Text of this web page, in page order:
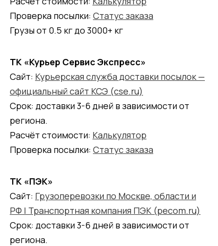
Проверка посылки: Статус заказа
Грузы от 0.5 кг до 3000+ кг
ТК «Курьер Сервис Экспресс»
Сайт: Курьерская служба доставки посылок —
официальный сайт КСЭ (cse.ru)
Срок: доставки 3-6 дней в зависимости от
региона.
Расчёт стоимости: Калькулятор
Проверка посылки: Статус заказа
ТК «ПЭК»
Сайт: Грузоперевозки по Москве, области и
РФ | Транспортная компания ПЭК (pecom.ru)
Срок: доставки 3-6 дней в зависимости от
региона.